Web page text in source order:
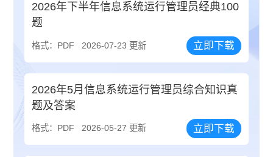
2026年下半年信息系统运行管理员经典100
题
格式：PDF 2026-07-23 更新 立即下载
2026年5月信息系统运行管理员综合知识真
题及答案
格式：PDF 2026-05-27 更新 立即下载